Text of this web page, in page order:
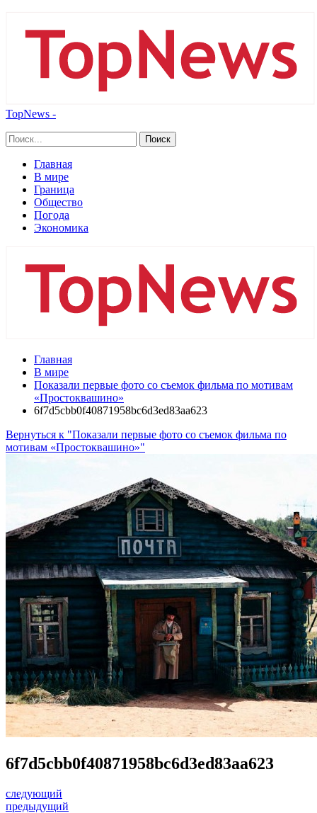
TopNews -
Главная
В мире
Граница
Общество
Погода
Экономика
Главная
В мире
Показали первые фото со съемок фильма по мотивам
«Простоквашино»
6f7d5cbb0f40871958bc6d3ed83aa623
Вернуться к "Показали первые фото со съемок фильма по
мотивам «Простоквашино»"
6f7d5cbb0f40871958bc6d3ed83aa623
следующий
предыдущий